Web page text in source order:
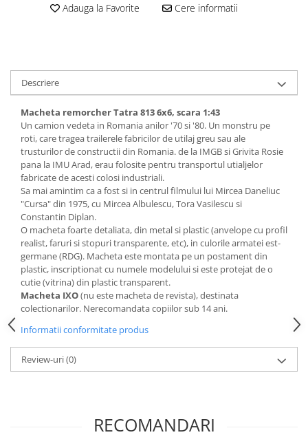
Adauga la Favorite Cere informatii
Descriere
Macheta remorcher Tatra 813 6x6, scara 1:43
Un camion vedeta in Romania anilor '70 si '80. Un monstru pe
roti, care tragea trailerele fabricilor de utilaj greu sau ale
trusturilor de constructii din Romania. de la IMGB si Grivita Rosie
pana la IMU Arad, erau folosite pentru transportul utialjelor
fabricate de acesti colosi industriali.
Sa mai amintim ca a fost si in centrul filmului lui Mircea Daneliuc
"Cursa" din 1975, cu Mircea Albulescu, Tora Vasilescu si
Constantin Diplan.
O macheta foarte detaliata, din metal si plastic (anvelope cu profil
realist, faruri si stopuri transparente, etc), in culorile armatei est-
germane (RDG). Macheta este montata pe un postament din
plastic, inscriptionat cu numele modelului si este protejat de o
cutie (vitrina) din plastic transparent.
Macheta IXO(nu este macheta de revista), destinata
colectionarilor. Nerecomandata copiilor sub 14 ani.
Informatii conformitate produs
Review-uri(0)
RECOMANDARI